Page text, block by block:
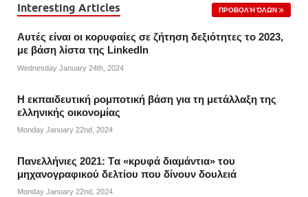
Interesting Articles ΠΡΟΒΟΛΉ ΌΛΩΝ
Αυτές είναι οι κορυφαίες σε ζήτηση δεξιότητες το 2023,
με βάση λίστα της Linkedln
Wednesday January 24th, 2024
Η εκπαιδευτική ρομποτική βάση για τη μετάλλαξη της
ελληνικής οικονομίας
Monday January 22nd, 2024
Πανελλήνιες 2021: Tα «κρυφά διαμάντια» του
μηχανογραφικού δελτίου που δίνουν δουλειά
Monday January 22nd, 2024